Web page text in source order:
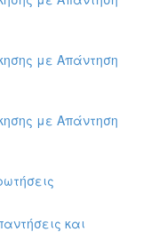
με Απάντηση
με Απάντηση
και